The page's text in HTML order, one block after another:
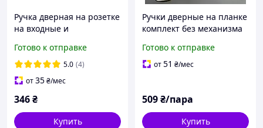
Ручка дверная на розетке
на входные и
универсальная ASTEX AT -
Lokus rose АВ Бронза
Готово к отправке
5.0 (4)
от35₴/мес
346₴
Купить
Ручки дверные на планке
комплект без механизма
калиток межось 90мм
KAYRA Alb/Sn Ozcanlar
Готово к отправке
от51 ₴/мес
509₴/пара
Купить